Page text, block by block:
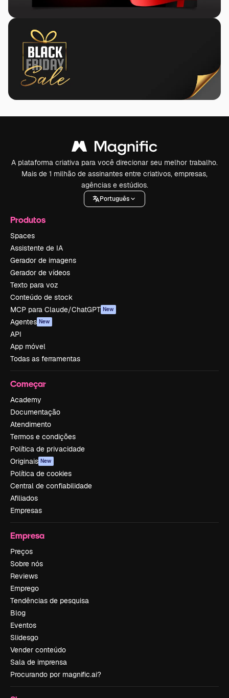
A plataforma criativa para você direcionar seu melhor trabalho.
Mais de 1 milhão de assinantes entre criativos, empresas,
agências e estúdios.
Português
Produtos
Spaces
Assistente de IA
Gerador de imagens
Gerador de vídeos
Texto para voz
Conteúdo de stock
MCP para Claude/ChatGPT New
Agentes New
API
App móvel
Todas as ferramentas
Começar
Academy
Documentação
Atendimento
Termos e condições
Política de privacidade
Originais New
Política de cookies
Central de confiabilidade
Afiliados
Empresas
Empresa
Preços
Sobre nós
Reviews
Emprego
Tendências de pesquisa
Blog
Eventos
Slidesgo
Vender conteúdo
Sala de imprensa
Procurando por magnific.ai?